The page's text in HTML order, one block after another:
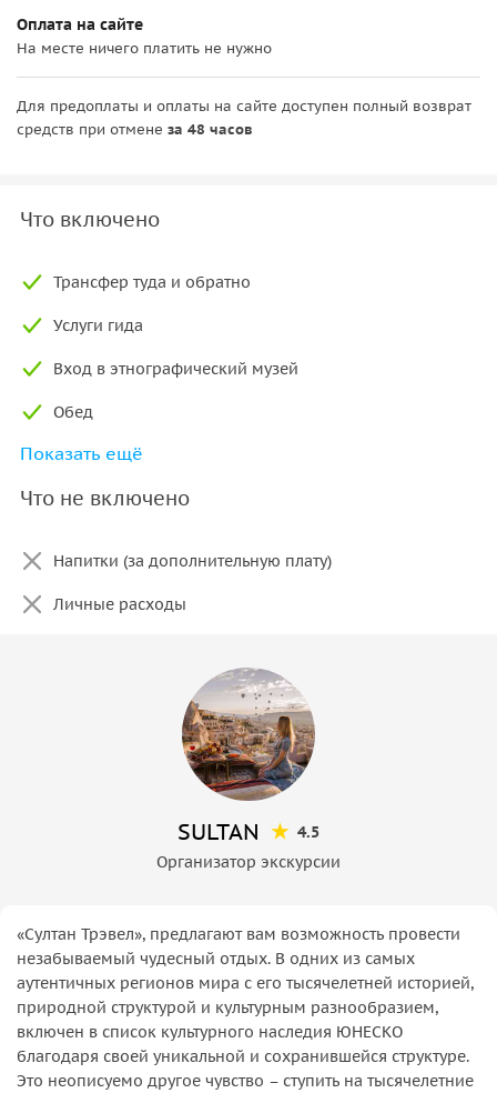
Оплата на сайте
На месте ничего платить не нужно
Для предоплаты и оплаты на сайте доступен полный возврат
средств при отмене за 48 часов
Что включено
Трансфер туда и обратно
Услуги гида
Вход в этнографический музей
Обед
Страхование
Показать ещё
Что не включено
Напитки (за дополнительную плату)
Личные расходы
SULTAN
4.5
Организатор экскурсии
«Султан Трэвел», предлагают вам возможность провести
незабываемый чудесный отдых. В одних из самых
аутентичных регионов мира с его тысячелетней историей,
природной структурой и культурным разнообразием,
включен в список культурного наследия ЮНЕСКО
благодаря своей уникальной и сохранившейся структуре.
Это неописуемо другое чувство – ступить на тысячелетние